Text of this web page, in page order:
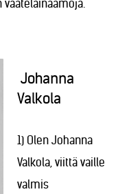
Johanna
Valkola
1) Olen Johanna
Valkola, viittä vaille
valmis